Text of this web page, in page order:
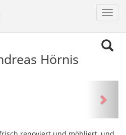
Hörnis